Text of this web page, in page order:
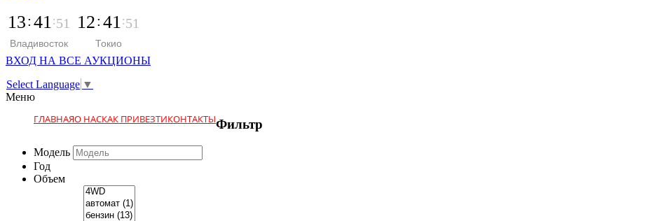
13 41 52
Владивосток
12 41 52
Токио
ВХОД НА ВСЕ АУКЦИОНЫ
Select Language ▼
Меню
ГЛАВНАЯО НАСКАК ПРИВЕЗТИКОНТАКТЫФильтр
Модель
Год
Объем